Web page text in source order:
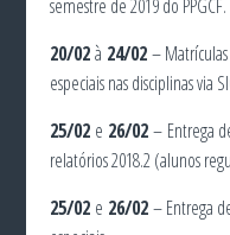
semestre de 2019 do PPGCF.
20/02à 24/02–
especiais nas disciplinas via
25/02 e 26/02– Entrega
relatórios 2018.2 (alunos
25/02 e 26/02– Entrega